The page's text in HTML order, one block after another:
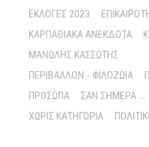
ΕΚΛΟΓΈΣ 2023
ΚΑΡΠΑΘΙΑΚΆ ΑΝΈΚΔΟΤΑ
ΜΑΝΏΛΗΣ ΚΑΣΣΏΤΗΣ
ΠΕΡΙΒΆΛΛΟΝ - ΦΙΛΟΖΩΊΑ
ΠΡΌΣΩΠΑ
ΣΑΝ ΣΉΜΕΡΑ ...
ΧΩΡΊΣ ΚΑΤΗΓΟΡΊΑ